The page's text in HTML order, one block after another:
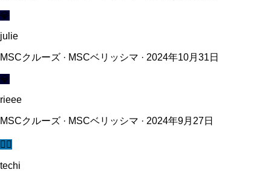
💎
julie
MSCクルーズ · MSCベリッシマ · 2024年10月31日
💎
rieee
MSCクルーズ · MSCベリッシマ · 2024年9月27日
🧜‍♀️
techi